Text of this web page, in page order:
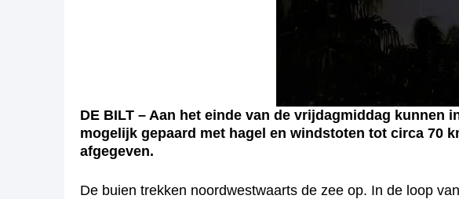
DE BILT – Aan het einde van de vrijdagmiddag kunnen
mogelijk gepaard met hagel en windstoten tot circa 70
afgegeven.
De buien trekken noordwestwaarts de zee op. In de loop